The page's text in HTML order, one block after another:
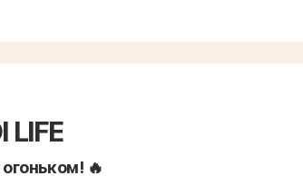
LIFE
🔥